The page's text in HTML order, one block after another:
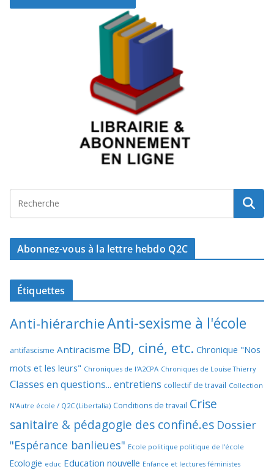
Abonnez-vous à la lettre hebdo Q2C
Étiquettes
Anti-hiérarchieAnti-sexisme à l'école
antifascisme Antiracisme BD, ciné, etc. Chronique "Nos
mots et les leurs" Chroniques de l'A2CPA Chroniques de Louise Thierry
Classes en questions... entretiens collectif de travail Collection
N'Autre école / Q2C (Libertalia) Conditions de travail Crise
sanitaire & pédagogie des confiné.es Dossier
"Espérance banlieues" Ecole politique politique de l'école
Ecologie educ Education nouvelle Enfance et lectures féministes